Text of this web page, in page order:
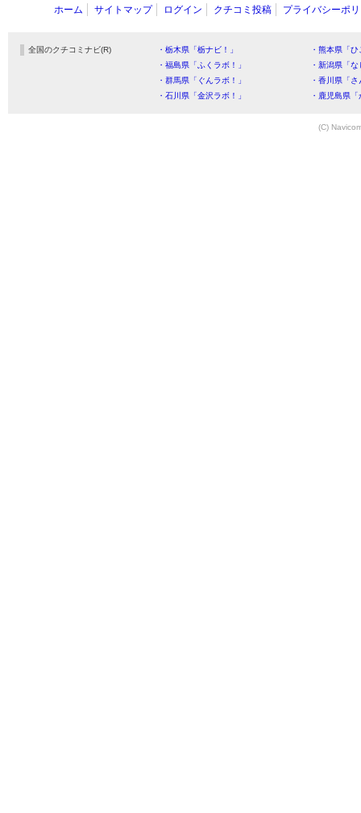
ホーム サイトマップ ログイン クチコミ投稿 プライバシーポ
全国のクチコミナビ(R) ・栃木県「栃ナビ！」
・熊本県「
・福島県「ふくラボ！」
・新潟県「
・群馬県「ぐんラボ！」
・香川県「
・石川県「金沢ラボ！」
・鹿児島県
(C)